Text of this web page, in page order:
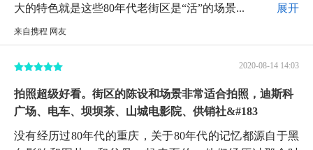
大的特色就是这些80年代老街区是“活”的场景...
展开
来自携程 网友
2020-08-14 14:03
拍照超级好看。街区的陈设和场景非常适合拍照，迪斯科
广场、电车、坝坝茶、山城电影院、供销社&#183
没有经历过80年代的重庆，关于80年代的记忆都源自于黑